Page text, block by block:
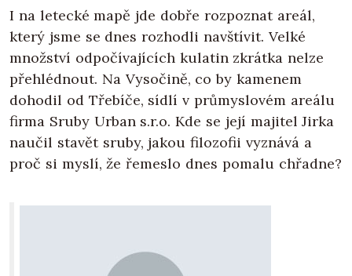
I na letecké mapě jde dobře rozpoznat areál,
který jsme se dnes rozhodli navštívit. Velké
množství odpočívajících kulatin zkrátka nelze
přehlédnout. Na Vysočině, co by kamenem
dohodil od Třebíče, sídlí v průmyslovém areálu
firma Sruby Urban s.r.o. Kde se její majitel Jirka
naučil stavět sruby, jakou filozofii vyznává a
proč si myslí, že řemeslo dnes pomalu chřadne?